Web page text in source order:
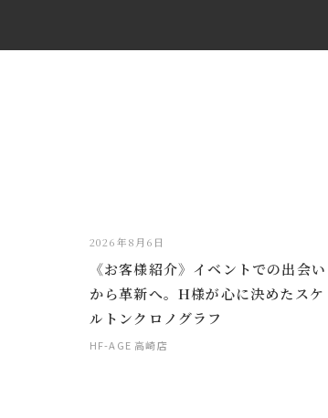
2026年8月6日
《お客様紹介》イベントでの出会い
から革新へ。H様が心に決めたスケ
ルトンクロノグラフ
HF-AGE 高崎店